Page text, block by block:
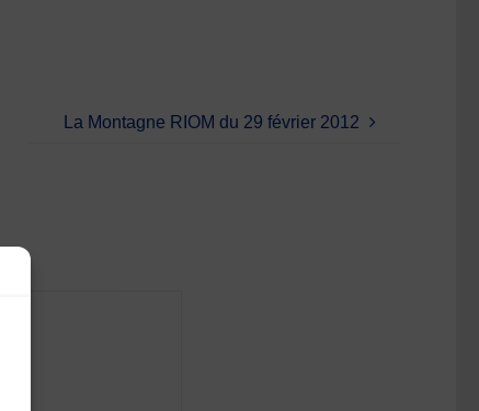
La Montagne RIOM du 29 février 2012